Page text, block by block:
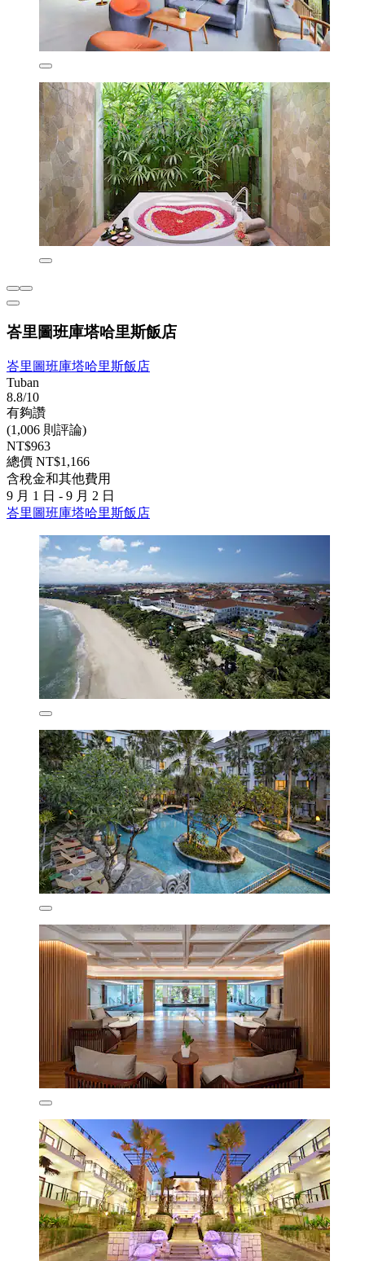
峇里圖班庫塔哈里斯飯店
峇里圖班庫塔哈里斯飯店
Tuban
8.8/10
有夠讚
(1,006 則評論)
NT$963
總價 NT$1,166
含稅金和其他費用
9 月 1 日 - 9 月 2 日
峇里圖班庫塔哈里斯飯店